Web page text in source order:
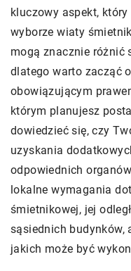
kluczowy aspekt,
wyborze wiaty
mogą znacznie różnić
dlatego warto zacząć
obowiązującym
którym planujesz
dowiedzieć się, czy
uzyskania
odpowiednich
lokalne wymagania
śmietnikowej, jej
sąsiednich budynków,
jakich może być